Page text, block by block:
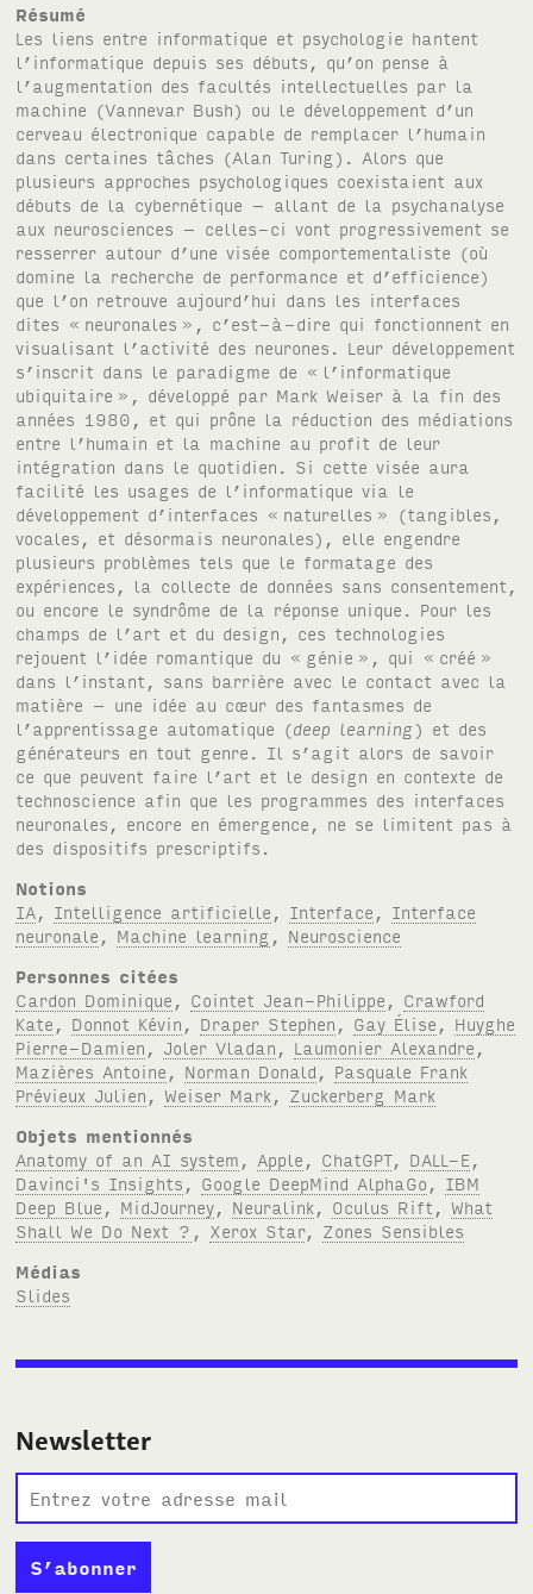
Résumé
Les liens entre informatique et psychologie hantent
l’informatique depuis ses débuts, qu’on pense à
l’augmentation des facultés intellectuelles par la
machine (Vannevar Bush) ou le développement d’un
cerveau électronique capable de remplacer l’humain
dans certaines tâches (Alan Turing). Alors que
plusieurs approches psychologiques coexistaient aux
débuts de la cybernétique – allant de la psychanalyse
aux neurosciences – celles-ci vont progressivement se
resserrer autour d’une visée comportementaliste (où
domine la recherche de performance et d’efficience)
que l’on retrouve aujourd’hui dans les interfaces
dites « neuronales », c’est-à-dire qui fonctionnent en
visualisant l’activité des neurones. Leur développement
s’inscrit dans le paradigme de « l’informatique
ubiquitaire », développé par Mark Weiser à la fin des
années 1980, et qui prône la réduction des médiations
entre l’humain et la machine au profit de leur
intégration dans le quotidien. Si cette visée aura
facilité les usages de l’informatique via le
développement d’interfaces « naturelles » (tangibles,
vocales, et désormais neuronales), elle engendre
plusieurs problèmes tels que le formatage des
expériences, la collecte de données sans consentement,
ou encore le syndrôme de la réponse unique. Pour les
champs de l’art et du design, ces technologies
rejouent l’idée romantique du « génie », qui « créé »
dans l’instant, sans barrière avec le contact avec la
matière – une idée au cœur des fantasmes de
l’apprentissage automatique (deep learning ) et des
générateurs en tout genre. Il s’agit alors de savoir
ce que peuvent faire l’art et le design en contexte de
technoscience afin que les programmes des interfaces
neuronales, encore en émergence, ne se limitent pas à
des dispositifs prescriptifs.
Notions
IA
Intelligence artificielle Interface
Interface
neuronale
Machine learning
Neuroscience
Personnes citées
Cardon Dominique
Cointet Jean-Philippe
Crawford
Kate
Donnot Kévin Draper Stephen Gay Élise
Huyghe
Pierre-Damien
Joler Vladan Laumonier Alexandre
Mazières Antoine
Norman Donald
Pasquale Frank
Prévieux Julien ,Weiser Mark
Zuckerberg Mark
Objets mentionnés
Anatomy of an AI system
Apple ChatGPT, DALL-E
Davinci's Insights
Google DeepMind AlphaGo
IBM
Deep Blue
MidJourney Neuralink Oculus Rift ,What
Shall We Do Next ?
Xerox Star, Zones Sensibles
Médias
Slides
Newsletter